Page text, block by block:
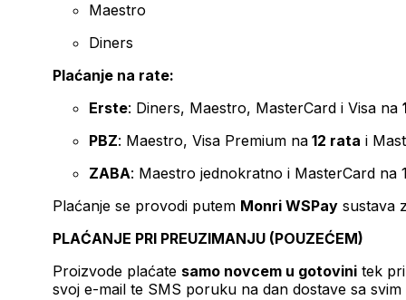
Maestro
Diners
Plaćanje na rate:
Erste: Diners, Maestro, MasterCard i Visa na
PBZ: Maestro, Visa Premium na 12 rata i
ZABA: Maestro jednokratno i MasterCard na
Plaćanje se provodi putem Monri WSPay sustava
PLAĆANJE PRI PREUZIMANJU (POUZEĆEM)
Proizvode plaćate samo novcem u gotovini tek
svoj e-mail te SMS poruku na dan dostave sa svim